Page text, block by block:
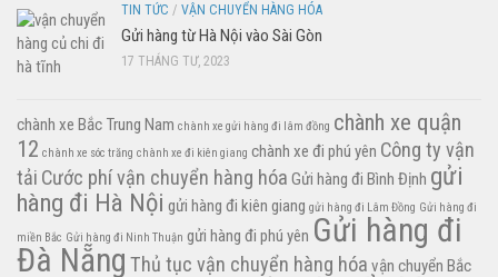
TIN TỨC / VẬN CHUYỂN HÀNG HÓA
Gửi hàng từ Hà Nội vào Sài Gòn
17 THÁNG TƯ, 2023
chành xe Bắc Trung Nam chành xe gửi hàng đi lâm đồng chành xe quận
12 chành xe sóc trăng chành xe đi kiên giang chành xe đi phú yên Công ty vận
tải Cước phí vận chuyển hàng hóa Gửi hàng đi Bình Định gửi
hàng đi Hà Nội gửi hàng đi kiên giang gửi hàng đi Lâm Đồng Gửi hàng đi
miền Bắc Gửi hàng đi Ninh Thuận gửi hàng đi phú yên Gửi hàng đi
Đà Nẵng Thủ tục vận chuyển hàng hóa vận chuyển Bắc